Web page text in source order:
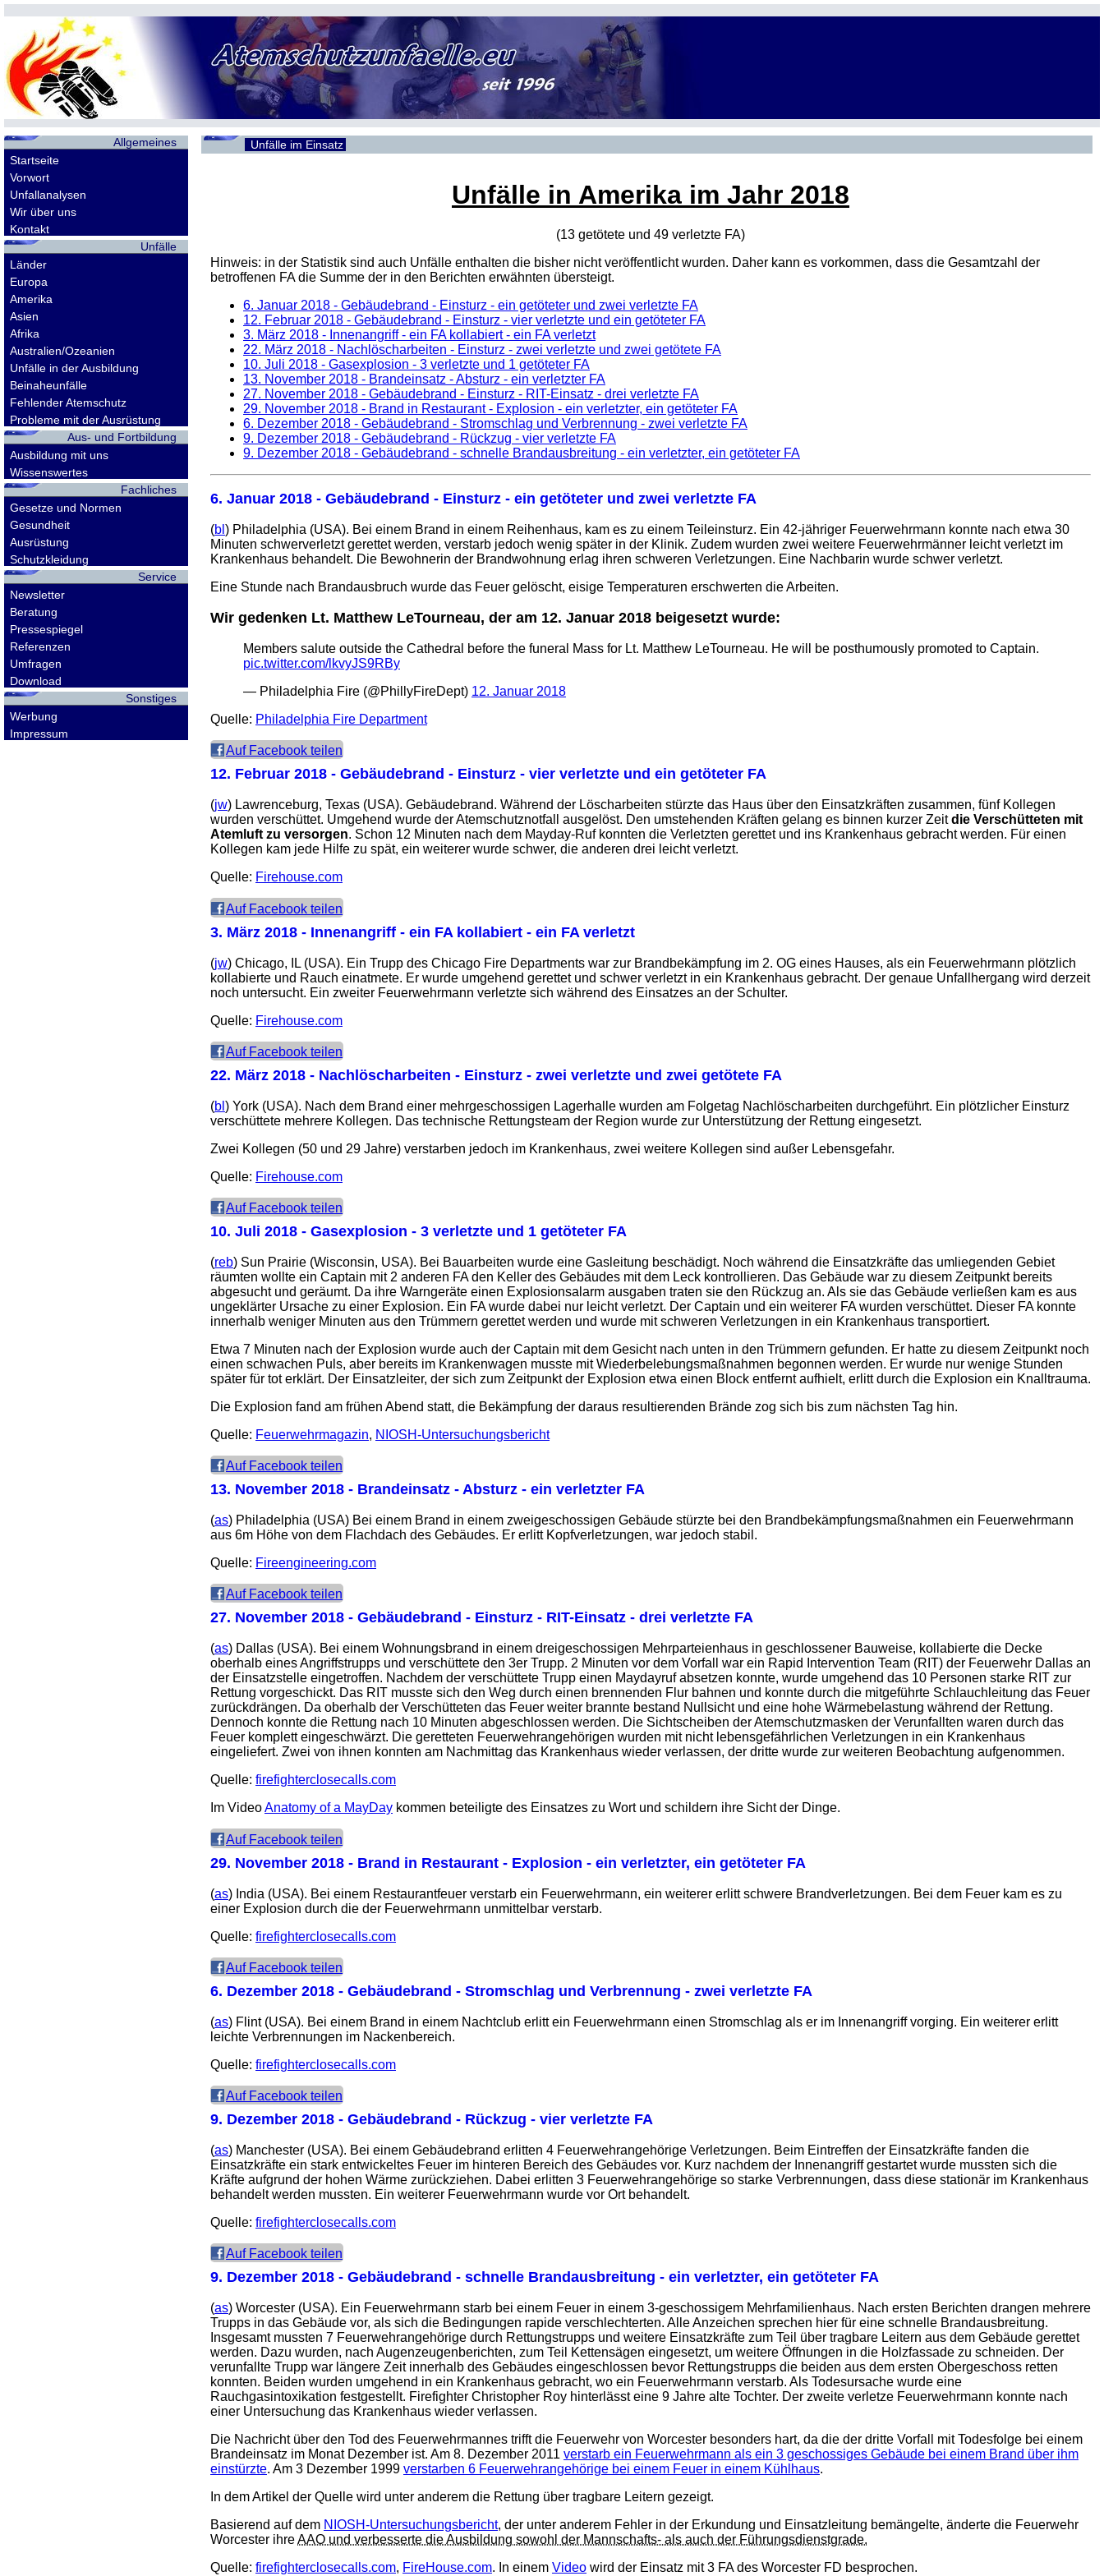
Allgemeines
Startseite
Vorwort
Unfallanalysen
Wir über uns
Kontakt
Unfälle
Länder
Europa
Amerika
Asien
Afrika
Australien/Ozeanien
Unfälle in der Ausbildung
Beinaheunfälle
Fehlender Atemschutz
Probleme mit der Ausrüstung
Aus- und Fortbildung
Ausbildung mit uns
Wissenswertes
Fachliches
Gesetze und Normen
Gesundheit
Ausrüstung
Schutzkleidung
Service
Newsletter
Beratung
Pressespiegel
Referenzen
Umfragen
Download
Sonstiges
Werbung
Impressum
Unfälle im Einsatz
Unfälle in Amerika im Jahr 2018
(13 getötete und 49 verletzte FA)
Hinweis: in der Statistik sind auch Unfälle enthalten die bisher nicht veröffentlicht wurden. Daher kann es vorkommen, dass die Gesamtzahl der
betroffenen FAdie Summe der in den Berichten erwähnten übersteigt.
6. Januar 2018 - Gebäudebrand - Einsturz - ein getöteter und zwei verletzte FA
12. Februar 2018 - Gebäudebrand - Einsturz - vier verletzte und ein getöteter FA
3. März 2018 - Innenangriff - ein FA kollabiert - ein FA verletzt
22. März 2018 - Nachlöscharbeiten - Einsturz - zwei verletzte und zwei getötete FA
10. Juli 2018 - Gasexplosion - 3 verletzte und 1 getöteter FA
13. November 2018 - Brandeinsatz - Absturz - ein verletzter FA
27. November 2018 - Gebäudebrand - Einsturz - RIT-Einsatz - drei verletzte FA
29. November 2018 - Brand in Restaurant - Explosion - ein verletzter, ein getöteter FA
6. Dezember 2018 - Gebäudebrand - Stromschlag und Verbrennung - zwei verletzte FA
9. Dezember 2018 - Gebäudebrand - Rückzug - vier verletzte FA
9. Dezember 2018 - Gebäudebrand - schnelle Brandausbreitung - ein verletzter, ein getöteter FA
6. Januar 2018 - Gebäudebrand - Einsturz - ein getöteter und zwei verletzte FA
(bl ) Philadelphia (USA). Bei einem Brand in einem Reihenhaus, kam es zu einem Teileinsturz. Ein 42-jähriger Feuerwehrmann konnte nach etwa 30
Minuten schwerverletzt gerettet werden, verstarb jedoch wenig später in der Klinik. Zudem wurden zwei weitere Feuerwehrmänner leicht verletzt im
Krankenhaus behandelt. Die Bewohnerin der Brandwohnung erlag ihren schweren Verletzungen. Eine Nachbarin wurde schwer verletzt.
Eine Stunde nach Brandausbruch wurde das Feuer gelöscht, eisige Temperaturen erschwerten die Arbeiten.
Wir gedenken Lt. Matthew LeTourneau, der am 12. Januar 2018 beigesetzt wurde:
Members salute outside the Cathedral before the funeral Mass for Lt. Matthew LeTourneau. He will be posthumously promoted to Captain.
pic.twitter.com/lkvyJS9RBy
— Philadelphia Fire (@PhillyFireDept) 12. Januar 2018
Quelle: Philadelphia Fire Department
Auf Facebook teilen
12. Februar 2018 - Gebäudebrand - Einsturz - vier verletzte und ein getöteter FA
(jw) Lawrenceburg, Texas (USA). Gebäudebrand. Während der Löscharbeiten stürzte das Haus über den Einsatzkräften zusammen, fünf Kollegen
wurden verschüttet. Umgehend wurde der Atemschutznotfall ausgelöst. Den umstehenden Kräften gelang es binnen kurzer Zeitdie Verschütteten mit
Atemluft zu versorgen. Schon 12 Minuten nach dem Mayday-Ruf konnten die Verletzten gerettet und ins Krankenhaus gebracht werden. Für einen
Kollegen kam jede Hilfe zu spät, ein weiterer wurde schwer, die anderen drei leicht verletzt.
Quelle: Firehouse.com
Auf Facebook teilen
3. März 2018 - Innenangriff - ein FA kollabiert - ein FA verletzt
(jw) Chicago, IL (USA). Ein Trupp des Chicago Fire Departments war zur Brandbekämpfung im 2. OG eines Hauses, als ein Feuerwehrmann plötzlich
kollabierte und Rauch einatmete. Er wurde umgehend gerettet und schwer verletzt in ein Krankenhaus gebracht. Der genaue Unfallhergang wird derzeit
noch untersucht. Ein zweiter Feuerwehrmann verletzte sich während des Einsatzes an der Schulter.
Quelle: Firehouse.com
Auf Facebook teilen
22. März 2018 - Nachlöscharbeiten - Einsturz - zwei verletzte und zwei getötete FA
(bl ) York (USA). Nach dem Brand einer mehrgeschossigen Lagerhalle wurden am Folgetag Nachlöscharbeiten durchgeführt. Ein plötzlicher Einsturz
verschüttete mehrere Kollegen. Das technische Rettungsteam der Region wurde zur Unterstützung der Rettung eingesetzt.
Zwei Kollegen (50 und 29 Jahre) verstarben jedoch im Krankenhaus, zwei weitere Kollegen sind außer Lebensgefahr.
Quelle: Firehouse.com
Auf Facebook teilen
10. Juli 2018 - Gasexplosion - 3 verletzte und 1 getöteter FA
(reb) Sun Prairie (Wisconsin, USA). Bei Bauarbeiten wurde eine Gasleitung beschädigt. Noch während die Einsatzkräfte das umliegenden Gebiet
räumten wollte ein Captain mit 2 anderen FA den Keller des Gebäudes mit dem Leck kontrollieren. Das Gebäude war zu diesem Zeitpunkt bereits
abgesucht und geräumt. Da ihre Warngeräte einen Explosionsalarm ausgaben traten sie den Rückzug an. Als sie das Gebäude verließen kam es aus
ungeklärter Ursache zu einer Explosion. Ein FA wurde dabei nur leicht verletzt. Der Captain und ein weiterer FA wurden verschüttet. Dieser FA konnte
innerhalb weniger Minuten aus den Trümmern gerettet werden und wurde mit schweren Verletzungen in ein Krankenhaus transportiert.
Etwa 7 Minuten nach der Explosion wurde auch der Captain mit dem Gesicht nach unten in den Trümmern gefunden. Er hatte zu diesem Zeitpunkt noch
einen schwachen Puls, aber bereits im Krankenwagen musste mit Wiederbelebungsmaßnahmen begonnen werden. Er wurde nur wenige Stunden
später für tot erklärt. Der Einsatzleiter, der sich zum Zeitpunkt der Explosion etwa einen Block entfernt aufhielt, erlitt durch die Explosion ein Knalltrauma.
Die Explosion fand am frühen Abend statt, die Bekämpfung der daraus resultierenden Brände zog sich bis zum nächsten Tag hin.
Quelle: Feuerwehrmagazin, NIOSH-Untersuchungsbericht
Auf Facebook teilen
13. November 2018 - Brandeinsatz - Absturz - ein verletzter FA
(as) Philadelphia (USA) Bei einem Brand in einem zweigeschossigen Gebäude stürzte bei den Brandbekämpfungsmaßnahmen ein Feuerwehrmann
aus 6m Höhe von dem Flachdach des Gebäudes. Er erlitt Kopfverletzungen, war jedoch stabil.
Quelle: Fireengineering.com
Auf Facebook teilen
27. November 2018 - Gebäudebrand - Einsturz - RIT-Einsatz - drei verletzte FA
(as) Dallas (USA). Bei einem Wohnungsbrand in einem dreigeschossigen Mehrparteienhaus in geschlossener Bauweise, kollabierte die Decke
oberhalb eines Angriffstrupps und verschüttete den 3er Trupp. 2 Minuten vor dem Vorfall war ein Rapid Intervention Team (RIT) der Feuerwehr Dallas an
der Einsatzstelle eingetroffen. Nachdem der verschüttete Trupp einen Maydayruf absetzen konnte, wurde umgehend das 10 Personen starke RIT zur
Rettung vorgeschickt. Das RIT musste sich den Weg durch einen brennenden Flur bahnen und konnte durch die mitgeführte Schlauchleitung das Feuer
zurückdrängen. Da oberhalb der Verschütteten das Feuer weiter brannte bestand Nullsicht und eine hohe Wärmebelastung während der Rettung.
Dennoch konnte die Rettung nach 10 Minuten abgeschlossen werden. Die Sichtscheiben der Atemschutzmasken der Verunfallten waren durch das
Feuer komplett eingeschwärzt. Die geretteten Feuerwehrangehörigen wurden mit nicht lebensgefährlichen Verletzungen in ein Krankenhaus
eingeliefert. Zwei von ihnen konnten am Nachmittag das Krankenhaus wieder verlassen, der dritte wurde zur weiteren Beobachtung aufgenommen.
Quelle: firefighterclosecalls.com
Im VideoAnatomy of a MayDay kommen beteiligte des Einsatzes zu Wort und schildern ihre Sicht der Dinge.
Auf Facebook teilen
29. November 2018 - Brand in Restaurant - Explosion - ein verletzter, ein getöteter FA
(as) India (USA). Bei einem Restaurantfeuer verstarb ein Feuerwehrmann, ein weiterer erlitt schwere Brandverletzungen. Bei dem Feuer kam es zu
einer Explosion durch die der Feuerwehrmann unmittelbar verstarb.
Quelle: firefighterclosecalls.com
Auf Facebook teilen
6. Dezember 2018 - Gebäudebrand - Stromschlag und Verbrennung - zwei verletzte FA
(as) Flint (USA). Bei einem Brand in einem Nachtclub erlitt ein Feuerwehrmann einen Stromschlag als er im Innenangriff vorging. Ein weiterer erlitt
leichte Verbrennungen im Nackenbereich.
Quelle: firefighterclosecalls.com
Auf Facebook teilen
9. Dezember 2018 - Gebäudebrand - Rückzug - vier verletzte FA
(as) Manchester (USA). Bei einem Gebäudebrand erlitten 4 Feuerwehrangehörige Verletzungen. Beim Eintreffen der Einsatzkräfte fanden die
Einsatzkräfte ein stark entwickeltes Feuer im hinteren Bereich des Gebäudes vor. Kurz nachdem der Innenangriff gestartet wurde mussten sich die
Kräfte aufgrund der hohen Wärme zurückziehen. Dabei erlitten 3 Feuerwehrangehörige so starke Verbrennungen, dass diese stationär im Krankenhaus
behandelt werden mussten. Ein weiterer Feuerwehrmann wurde vor Ort behandelt.
Quelle: firefighterclosecalls.com
Auf Facebook teilen
9. Dezember 2018 - Gebäudebrand - schnelle Brandausbreitung - ein verletzter, ein getöteter FA
(as) Worcester (USA). Ein Feuerwehrmann starb bei einem Feuer in einem 3-geschossigem Mehrfamilienhaus. Nach ersten Berichten drangen mehrere
Trupps in das Gebäude vor, als sich die Bedingungen rapide verschlechterten. Alle Anzeichen sprechen hier für eine schnelle Brandausbreitung.
Insgesamt mussten 7 Feuerwehrangehörige durch Rettungstrupps und weitere Einsatzkräfte zum Teil über tragbare Leitern aus dem Gebäude gerettet
werden. Dazu wurden, nach Augenzeugenberichten, zum Teil Kettensägen eingesetzt, um weitere Öffnungen in die Holzfassade zu schneiden. Der
verunfallte Trupp war längere Zeit innerhalb des Gebäudes eingeschlossen bevor Rettungstrupps die beiden aus dem ersten Obergeschoss retten
konnten. Beiden wurden umgehend in ein Krankenhaus gebracht, wo ein Feuerwehrmann verstarb. Als Todesursache wurde eine
Rauchgasintoxikation festgestellt. Firefighter Christopher Roy hinterlässt eine 9 Jahre alte Tochter. Der zweite verletze Feuerwehrmann konnte nach
einer Untersuchung das Krankenhaus wieder verlassen.
Die Nachricht über den Tod des Feuerwehrmannes trifft die Feuerwehr von Worcester besonders hart, da die der dritte Vorfall mit Todesfolge bei einem
Brandeinsatz im Monat Dezember ist. Am 8. Dezember 2011 verstarb ein Feuerwehrmann als ein 3 geschossiges Gebäude bei einem Brand über ihm
einstürzte. Am 3 Dezember 1999 verstarben 6 Feuerwehrangehörige bei einem Feuer in einem Kühlhaus.
In dem Artikel der Quelle wird unter anderem die Rettung über tragbare Leitern gezeigt.
Basierend auf dem NIOSH-Untersuchungsbericht, der unter anderem Fehler in der Erkundung und Einsatzleitung bemängelte, änderte die Feuerwehr
Worcester ihreAAO und verbesserte die Ausbildung sowohl der Mannschafts- als auch der Führungsdienstgrade.
Quelle: firefighterclosecalls.com, FireHouse.com. In einem Video wird der Einsatz mit 3 FA des Worcester FD besprochen.